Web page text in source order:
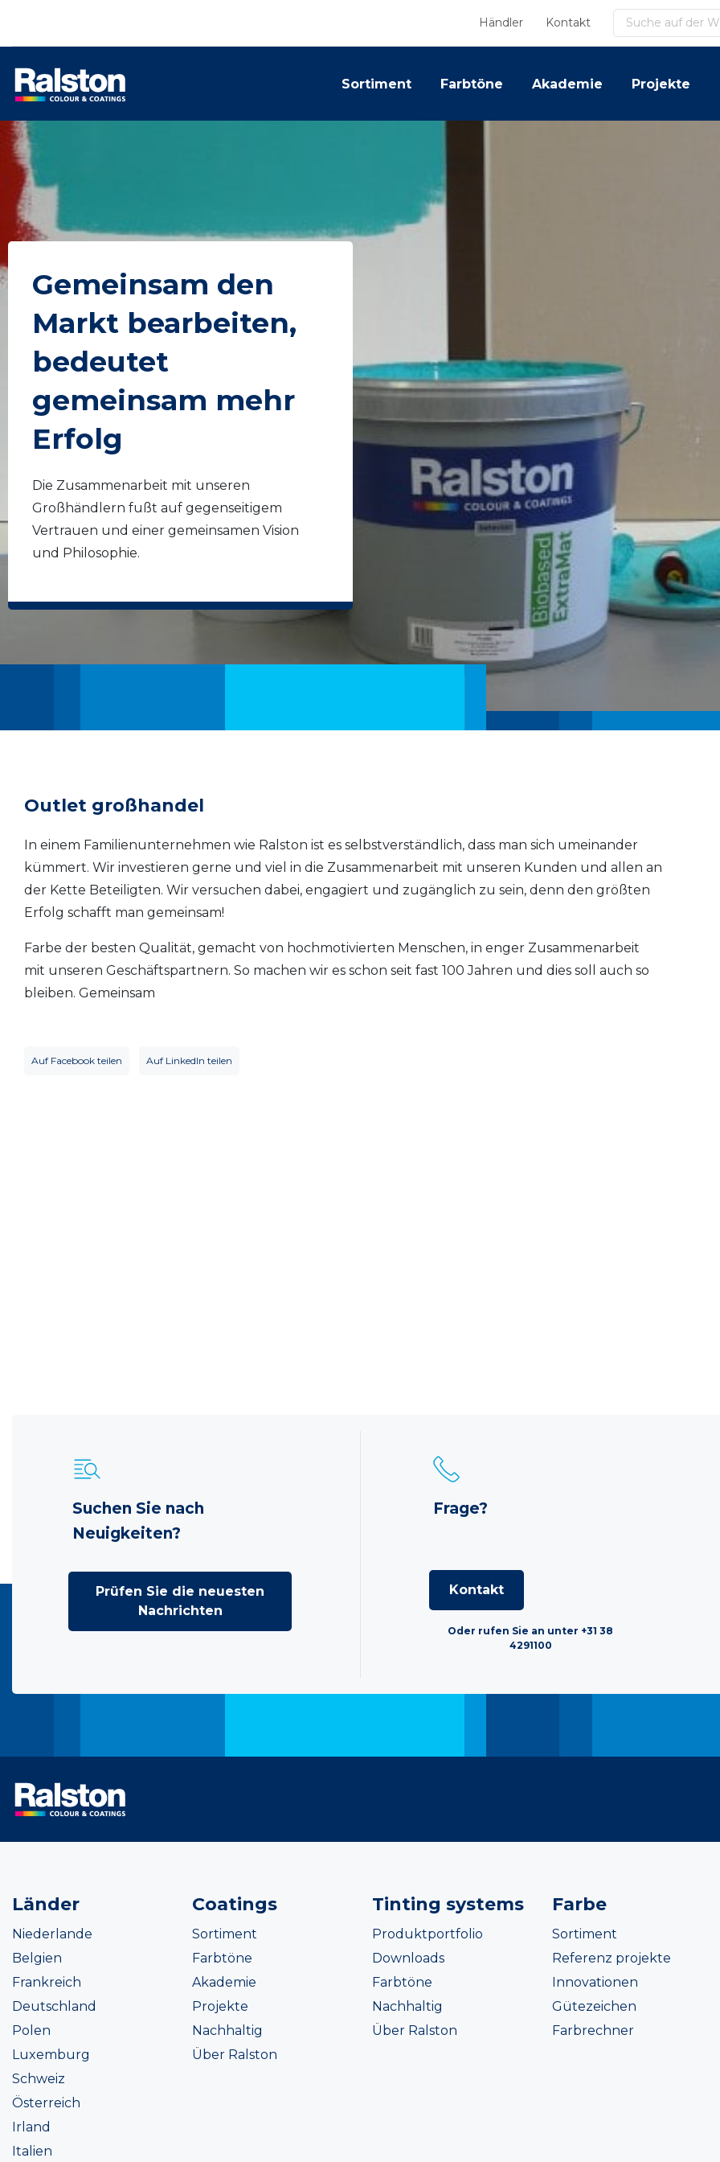
Händler Kontakt Suchen
Sortiment Farbtöne Akademie Projekte
Gemeinsam den
Markt bearbeiten,
bedeutet
gemeinsam mehr
Erfolg
Die Zusammenarbeit mit unseren
Großhändlern fußt auf gegenseitigem
Vertrauen und einer gemeinsamen Vision
und Philosophie.
Outlet großhandel
In einem Familienunternehmen wie Ralston ist es selbstverständlich, dass man sich umeinander
kümmert. Wir investieren gerne und viel in die Zusammenarbeit mit unseren Kunden und allen an
der Kette Beteiligten. Wir versuchen dabei, engagiert und zugänglich zu sein, denn den größten
Erfolg schafft man gemeinsam!
Farbe der besten Qualität, gemacht von hochmotivierten Menschen, in enger Zusammenarbeit
mit unseren Geschäftspartnern. So machen wir es schon seit fast 100 Jahren und dies soll auch so
bleiben. Gemeinsam
Auf Facebook teilen Auf LinkedIn teilen
Suchen Sie nach
Neuigkeiten?
Prüfen Sie die neuesten
Nachrichten
Frage?
Kontakt
Oder rufen Sie an unter +31 38
4291100
Länder
Niederlande
Belgien
Frankreich
Deutschland
Polen
Luxemburg
Schweiz
Österreich
Irland
Italien
Coatings
Sortiment
Farbtöne
Akademie
Projekte
Nachhaltig
Über Ralston
Tinting systems
Produktportfolio
Downloads
Farbtöne
Nachhaltig
Über Ralston
Farbe
Sortiment
Referenz projekte
Innovationen
Gütezeichen
Farbrechner